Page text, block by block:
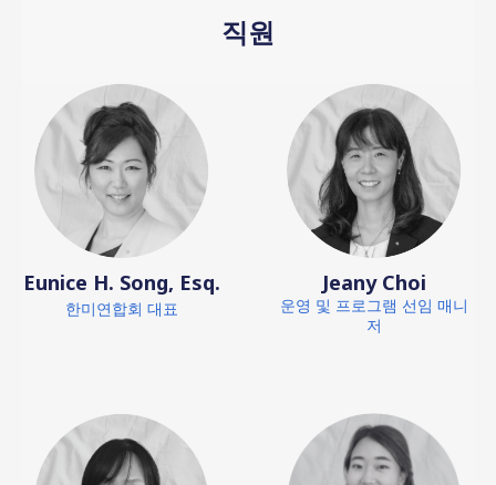
직원
Eunice H. Song, Esq.
한미연합회 대표
Jeany Choi
운영 및 프로그램 선임 매니
저